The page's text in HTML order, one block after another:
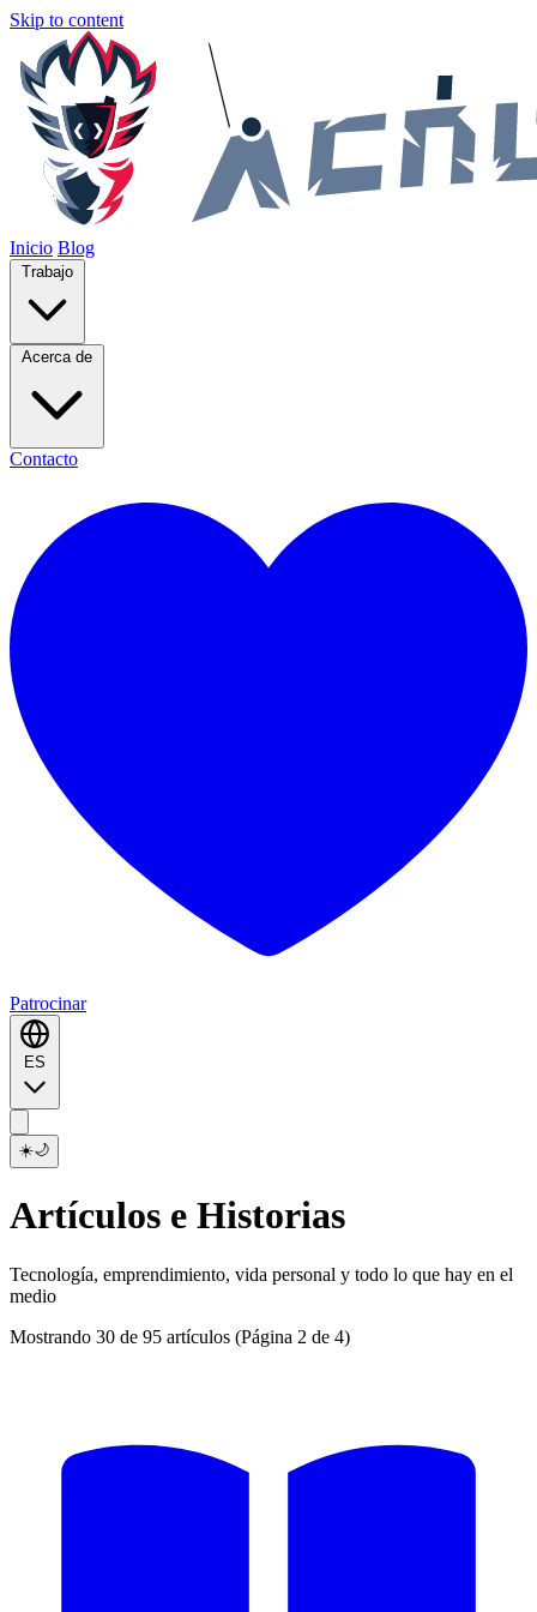
Skip to content
Inicio Blog
Contacto
Patrocinar
☀️🌙
Artículos e Historias
Tecnología, emprendimiento, vida personal y todo lo que hay en el
medio
Mostrando 30 de 95 artículos (Página 2 de 4)